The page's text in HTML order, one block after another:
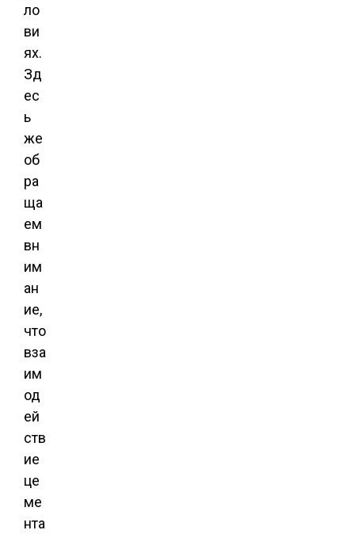
ло
ви
ях.
Зд
ес
ь
же
об
ра
ща
ем
вн
им
ан
ие,
что
вза
им
од
ей
ств
ие
це
ме
нта